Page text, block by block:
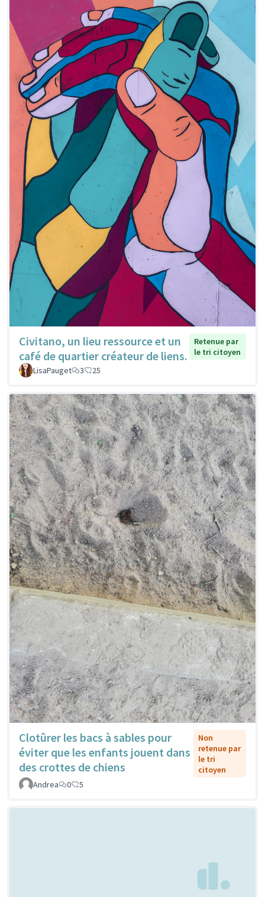
Civitano, un lieu ressource et un
café de quartier créateur de liens.
Retenue par
le tri citoyen
LisaPauget
3 25
Clotûrer les bacs à sables pour
éviter que les enfants jouent dans
des crottes de chiens
Non
retenue par
le tri
citoyen
Andrea
0 5